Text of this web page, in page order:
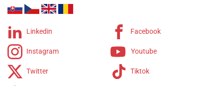
DS-6
DS-7
DS Caimano
DS Powermatic 80
DS Chronograph
Linkedin Facebook
Instagram Youtube
Twitter Tiktok